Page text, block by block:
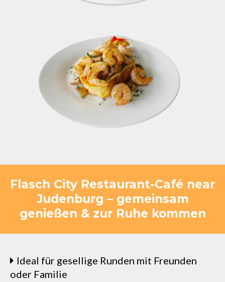
Flasch City Restaurant-Café near
Judenburg – gemeinsam
genießen & zur Ruhe kommen
Ideal für gesellige Runden mit Freunden
oder Familie